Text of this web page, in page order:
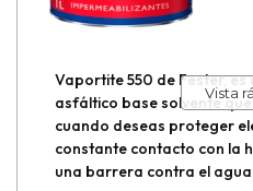
Vista
Vaportite 550 de Fester,
asfáltico base solvente
cuando deseas proteger
constante contacto con la
una barrera contra el